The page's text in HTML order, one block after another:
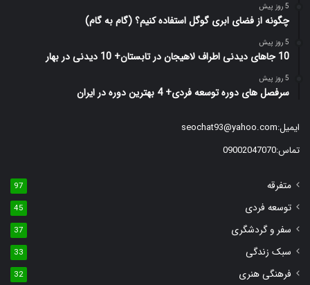
5 روز پیش
چگونه از فضای ابری گوگل استفاده کنیم؟ (گام به گام)
5 روز پیش
10 جاهای دیدنی اطراف لاهیجان در تابستان+ 10 دیدنی در بهار
5 روز پیش
سرفصل های دوره توسعه فردی+ 4 بهترین دوره در ایران
ایمیل:seochat93@yahoo.com
تماس:09002047070
متفرقه 97
توسعه فردی 45
سفر و گردشگری 37
سبک زندگی 33
فرهنگی هنری 32